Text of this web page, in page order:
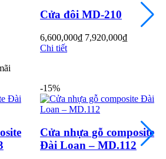
MD-210
7,920,000₫
Cửa hoa văn
3,000,000
gỗ composite
– MD.112
Cửa nhựa
Đài Loan